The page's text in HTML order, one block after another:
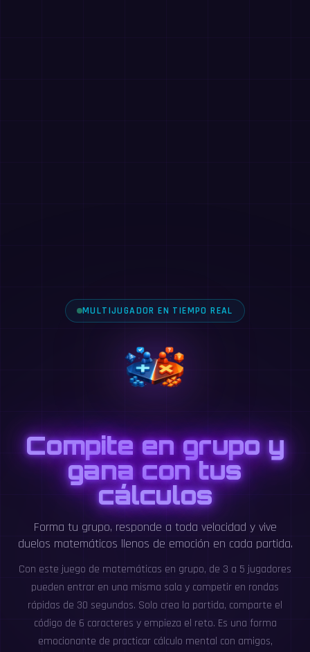
MULTIJUGADOR EN TIEMPO REAL
Compite en grupo y
gana con tus
cálculos
Forma tu grupo, responde a toda velocidad y vive
duelos matemáticos llenos de emoción en cada partida.
Con este juego de matemáticas en grupo, de 3 a 5 jugadores
pueden entrar en una misma sala y competir en rondas
rápidas de 30 segundos. Solo crea la partida, comparte el
código de 6 caracteres y empieza el reto. Es una forma
emocionante de practicar cálculo mental con amigos,